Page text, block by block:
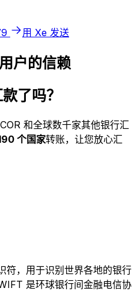
用 Xe 发送
户的信赖
了吗？
和全球数千家其他银行汇
个国家转账，让您放心汇
符，用于识别世界各地的银行
是环球银行间金融电信协